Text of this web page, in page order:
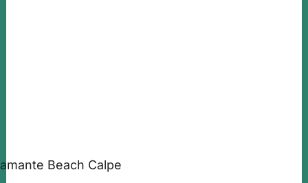
Beach Calpe